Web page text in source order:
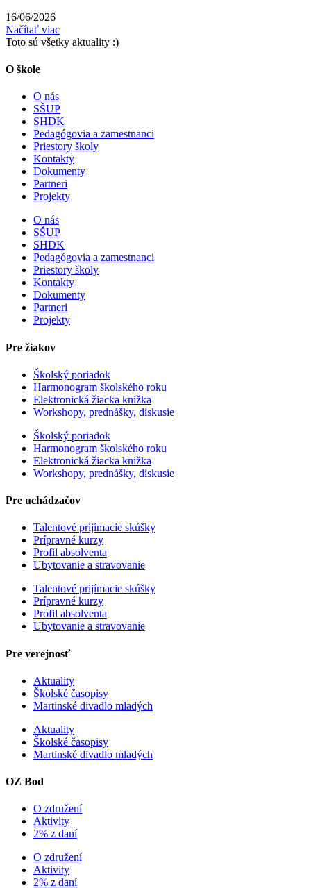
16/06/2026
Načítať viac
Toto sú všetky aktuality :)
O škole
O nás
SŠUP
SHDK
Pedagógovia a zamestnanci
Priestory školy
Kontakty
Dokumenty
Partneri
Projekty
O nás
SŠUP
SHDK
Pedagógovia a zamestnanci
Priestory školy
Kontakty
Dokumenty
Partneri
Projekty
Pre žiakov
Školský poriadok
Harmonogram školského roku
Elektronická žiacka knižka
Workshopy, prednášky, diskusie
Školský poriadok
Harmonogram školského roku
Elektronická žiacka knižka
Workshopy, prednášky, diskusie
Pre uchádzačov
Talentové prijímacie skúšky
Prípravné kurzy
Profil absolventa
Ubytovanie a stravovanie
Talentové prijímacie skúšky
Prípravné kurzy
Profil absolventa
Ubytovanie a stravovanie
Pre verejnosť
Aktuality
Školské časopisy
Martinské divadlo mladých
Aktuality
Školské časopisy
Martinské divadlo mladých
OZ Bod
O združení
Aktivity
2% z daní
O združení
Aktivity
2% z daní